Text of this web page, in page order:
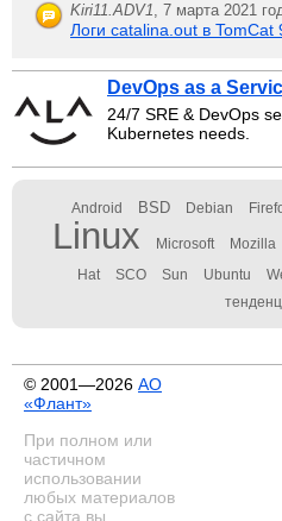
Kiri11.ADV1, 7 марта 2021
Логи catalina.out в
DevOps as a
24/7 SRE & DevOps
Kubernetes needs.
Android BSD Debian
Linux Microsoft Mozilla
Hat SCO Sun Ubuntu
© 2001—2026 АО
«Флант»
При полном или
частичном
использовании
любых материалов
с сайта вы